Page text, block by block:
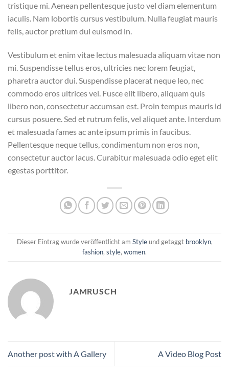
tristique mi. Aenean pellentesque justo vel diam elementum
iaculis. Nam lobortis cursus vestibulum. Nulla feugiat mauris
felis, auctor pretium dui euismod in.
Vestibulum et enim vitae lectus malesuada aliquam vitae non
mi. Suspendisse tellus eros, ultricies nec lorem feugiat,
pharetra auctor dui. Suspendisse placerat neque leo, nec
commodo eros ultrices vel. Fusce elit libero, aliquam quis
libero non, consectetur accumsan est. Proin tempus mauris id
cursus posuere. Sed et rutrum felis, vel aliquet ante. Interdum
et malesuada fames ac ante ipsum primis in faucibus.
Pellentesque neque tellus, condimentum non eros non,
consectetur auctor lacus. Curabitur malesuada odio eget elit
egestas porttitor.
Dieser Eintrag wurde veröffentlicht am Styleund getaggt brooklyn,
fashion, style, women.
JAMRUSCH
Another post with A Gallery A Video Blog Post